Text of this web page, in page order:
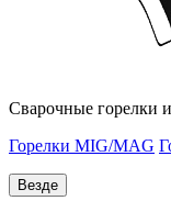
Сварочные горелки
Горелки MIG/MAG
Везде